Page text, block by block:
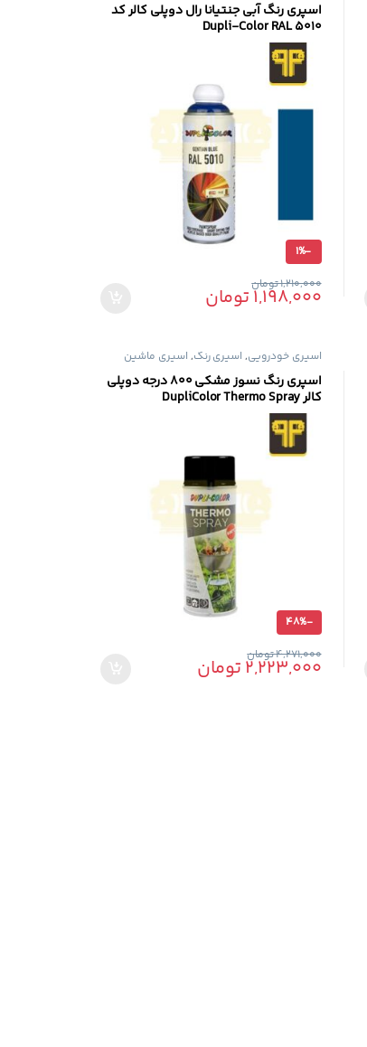
اسپری رنگ آبی جنتیانا رال دوپلی کالر کد
Dupli-Color RAL 5010
-
1%
1,198,000تومان 1,210,000تومان
اسپری خودرویی, اسپری رنگ, اسپری ماشین
اسپری رنگ نسوز مشکی 800 درجه دوپلی
کالر DupliColor Thermo Spray
-
48%
2,223,000تومان 4,271,000تومان